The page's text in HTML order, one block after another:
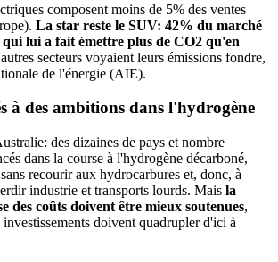
composent moins de 5% des ventes
La star reste le SUV: 42% du marché
lui a fait émettre plus de CO2 qu'en
secteurs voyaient leurs émissions fondre,
de l'énergie (AIE).
à des ambitions dans l'hydrogène
des dizaines de pays et nombre
dans la course à l'hydrogène décarboné,
recourir aux hydrocarbures et, donc, à
industrie et transports lourds. Mais la
des coûts doivent être mieux soutenues,
doivent quadrupler d'ici à